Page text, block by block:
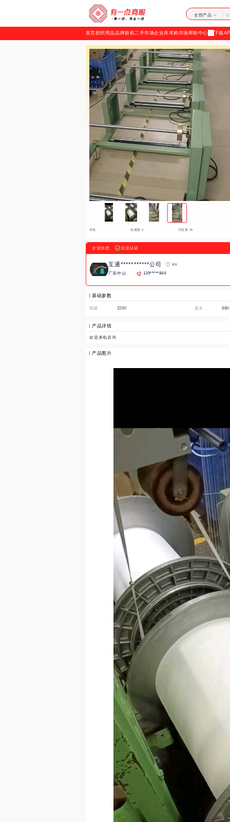
全部产品
首页纺织用品品牌新机 二手市场企业库求购市场帮助中心
加
载
失
下载
举报 收藏量:0 浏览量:45
企业信息 企业认证
互通***********公司 关注
广东中山 139*****844
基础参数
电源 220V 盘头
产品详情
欢迎来电咨询
产品图片